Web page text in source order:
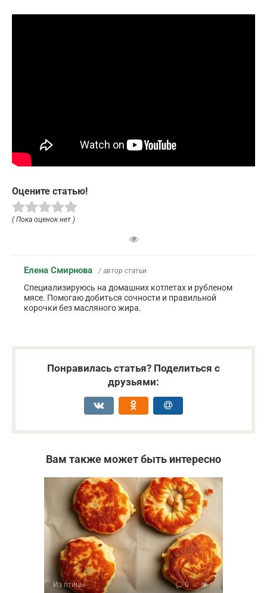
Оцените статью!
( Пока оценок нет )
Елена Смирнова / автор статьи
Специализируюсь на домашних котлетах и рубленом
мясе. Помогаю добиться сочности и правильной
корочки без масляного жира.
Понравилась статья? Поделиться с
друзьями:
Вам также может быть интересно
Из птицы 0